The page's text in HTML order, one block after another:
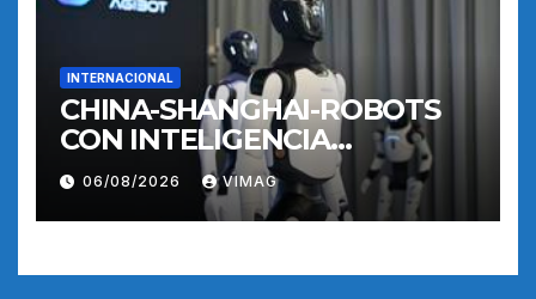
INTERNACIONAL
CHINA-SHANGHAI-ROBOTS
CON INTELIGENCIA
INCORPORADA-
ENTRENAMIENTO
06/08/2026 VIMAG